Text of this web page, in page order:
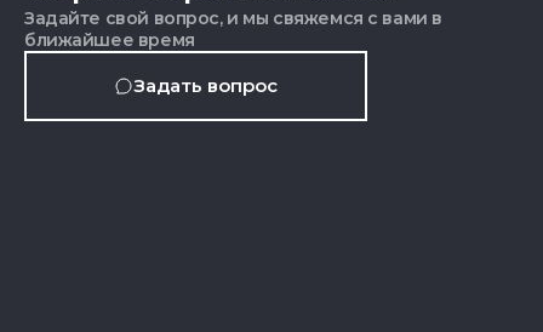
Задайте свой вопрос, и мы свяжемся с вами в
ближайшее время
Задать вопрос